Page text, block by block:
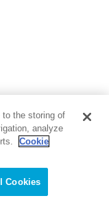
ルムズ海峡を突破せ
ズ」に蹂躙される日
タンカーを派遣する
投稿日 : 2025.02.14
to the storing of
analyze
Cookie
Cookies